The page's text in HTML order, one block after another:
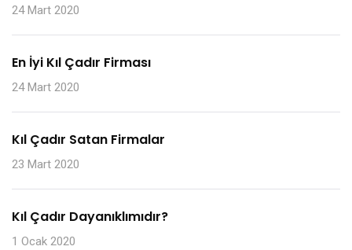
24 Mart 2020
En İyi Kıl Çadır Firması
24 Mart 2020
Kıl Çadır Satan Firmalar
23 Mart 2020
Kıl Çadır Dayanıklımıdır?
1 Ocak 2020